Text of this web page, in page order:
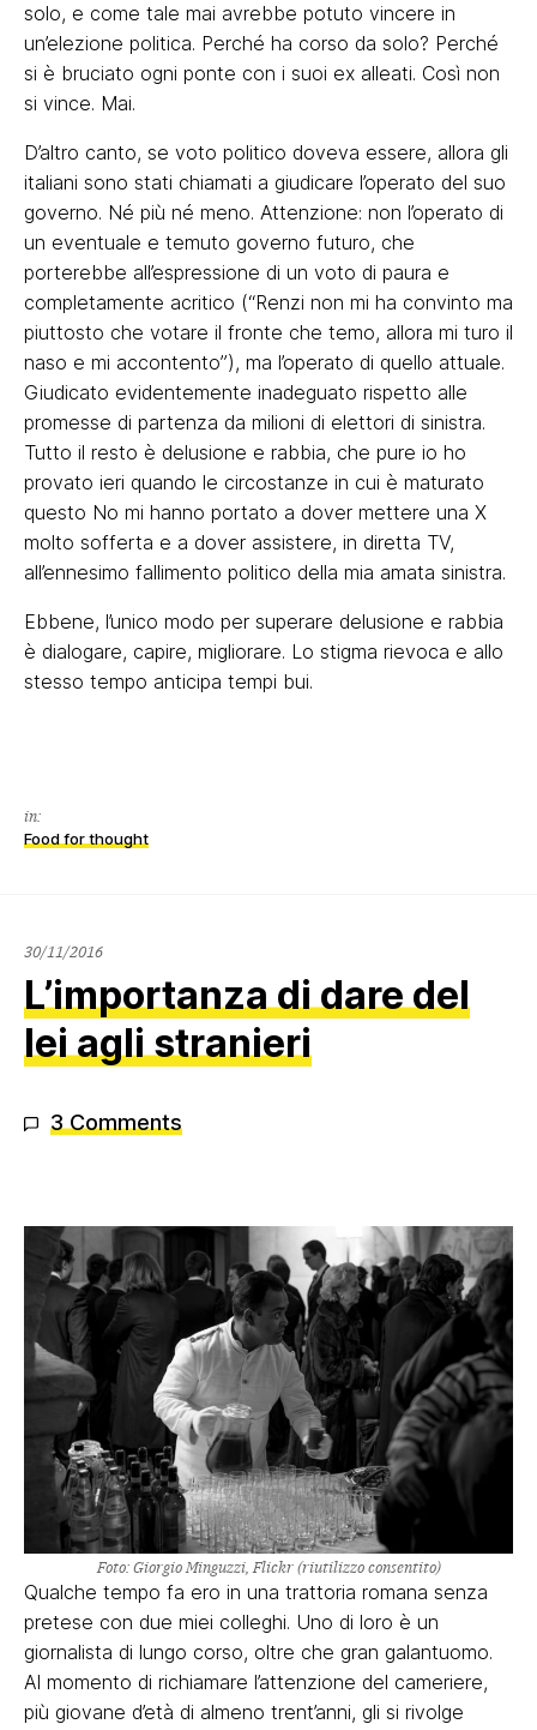
solo, e come tale mai avrebbe potuto vincere in
un’elezione politica. Perché ha corso da solo? Perché
si è bruciato ogni ponte con i suoi ex alleati. Così non
si vince. Mai.
D’altro canto, se voto politico doveva essere, allora gli
italiani sono stati chiamati a giudicare l’operato del suo
governo. Né più né meno. Attenzione: non l’operato di
un eventuale e temuto governo futuro, che
porterebbe all’espressione di un voto di paura e
completamente acritico (“Renzi non mi ha convinto ma
piuttosto che votare il fronte che temo, allora mi turo il
naso e mi accontento”), ma l’operato di quello attuale.
Giudicato evidentemente inadeguato rispetto alle
promesse di partenza da milioni di elettori di sinistra.
Tutto il resto è delusione e rabbia, che pure io ho
provato ieri quando le circostanze in cui è maturato
questo No mi hanno portato a dover mettere una X
molto sofferta e a dover assistere, in diretta TV,
all’ennesimo fallimento politico della mia amata sinistra.
Ebbene, l’unico modo per superare delusione e rabbia
è dialogare, capire, migliorare. Lo stigma rievoca e allo
stesso tempo anticipa tempi bui.
in:
Food for thought
30/11/201630/11/2016
L’importanza di dare del
lei agli stranieri
3 Comments
Foto: Giorgio Minguzzi, Flickr (riutilizzo consentito)
Qualche tempo fa ero in una trattoria romana senza
pretese con due miei colleghi. Uno di loro è un
giornalista di lungo corso, oltre che gran galantuomo.
Al momento di richiamare l’attenzione del cameriere,
più giovane d’età di almeno trent’anni, gli si rivolge